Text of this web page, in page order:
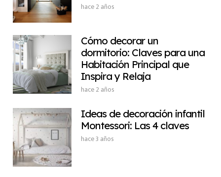
hace 2 años
Cómo decorar un
dormitorio: Claves para una
Habitación Principal que
Inspira y Relaja
hace 2 años
Ideas de decoración infantil
Montessori: Las 4 claves
hace 3 años